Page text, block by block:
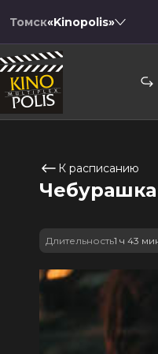
Томск«Kinopolis»
К расписанию
Длительность1 ч 43